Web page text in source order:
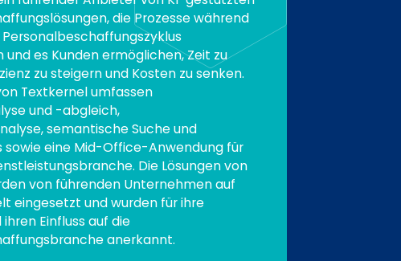
die Prozesse während
es Kunden ermöglichen, Zeit zu
zu steigern und Kosten zu senken.
Textkernel umfassen
und -abgleich,
semantische Suche und
sowie eine Mid-Office-Anwendung für
Die Lösungen von
von führenden Unternehmen auf
eingesetzt und wurden für ihre
Einfluss auf die
anerkannt.